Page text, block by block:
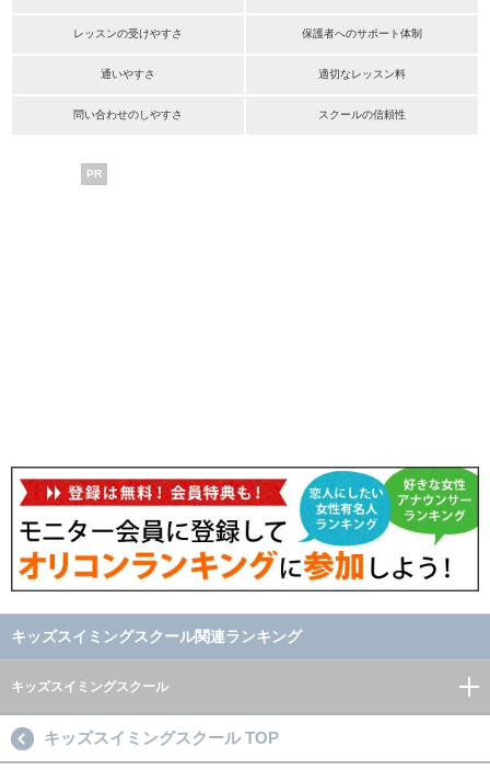
レッスンの受けやすさ 保護者へのサポート体制
通いやすさ 適切なレッスン料
問い合わせのしやすさ スクールの信頼性
PR
キッズスイミングスクール関連ランキング
キッズスイミングスクール
キッズスイミングスクール TOP